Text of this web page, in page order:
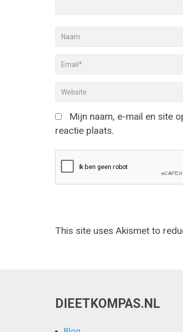
Mijn naam, e-mail en site
reactie plaats.
This site uses Akismet to
DIEETKOMPAS.NL